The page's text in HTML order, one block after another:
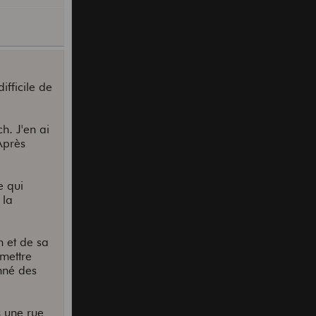
de
J'en ai
qui
la
et de sa
des
rue